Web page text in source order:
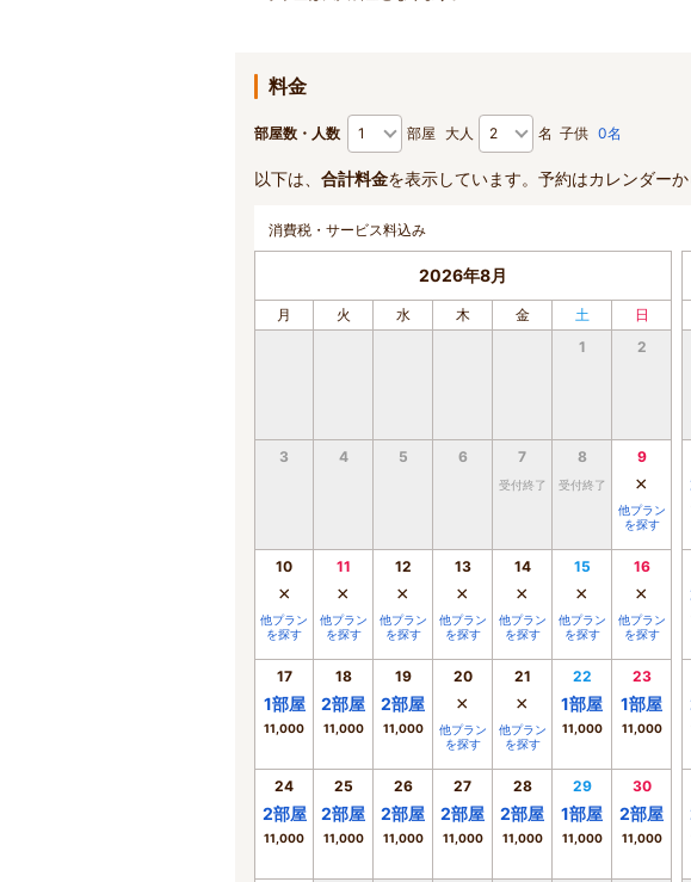
料金
部屋数・人数 部屋 大人 名 子供 0名
以下は、 合計料金を表示しています。予約はカレンダー
消費税・サービス料込み
2026年8月
月 火 水 木 金 土
日
1
2
3 4 5 6 7
受付終了
8
受付終了
9
×
他プラン
を探す
10
×
他プラン
を探す
11
×
他プラン
を探す
12
×
他プラン
を探す
13
×
他プラン
を探す
14
×
他プラン
を探す
15
×
他プラン
を探す
16
×
他プラン
を探す
17
1部屋
11,000
18
2部屋
11,000
19
2部屋
11,000
20
×
他プラン
を探す
21
×
他プラン
を探す
22
1部屋
11,000
23
1部屋
11,000
24
2部屋
11,000
25
2部屋
11,000
26
2部屋
11,000
27
2部屋
11,000
28
2部屋
11,000
29
1部屋
11,000
30
2部屋
11,000